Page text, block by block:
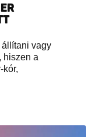
állítani vagy
hiszen a
kór,